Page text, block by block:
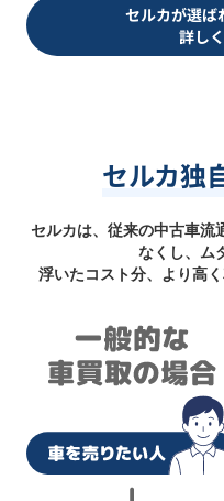
セルカが選ば
詳し
セルカ独
セルカは、従来の中古車流
なくし、ム
浮いたコスト分、より高